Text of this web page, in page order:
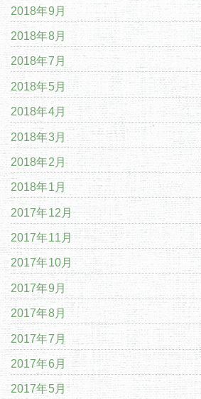
2018年9月
2018年8月
2018年7月
2018年5月
2018年4月
2018年3月
2018年2月
2018年1月
2017年12月
2017年11月
2017年10月
2017年9月
2017年8月
2017年7月
2017年6月
2017年5月